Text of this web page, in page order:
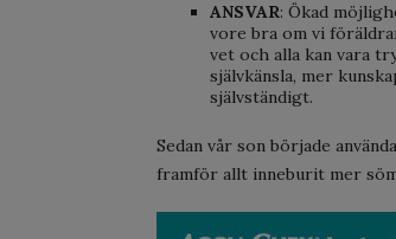
ANSVAR: Ökad
vore bra om vi
vet och alla kan vara
självkänsla, mer
självständigt.
Sedan vår son började
framför allt inneburit mer